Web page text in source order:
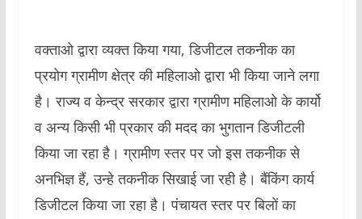
वक्ताओ द्वारा व्यक्त किया गया, डिजीटल तकनीक का
प्रयोग ग्रामीण क्षेत्र की महिलाओ द्वारा भी किया जाने लगा
है। राज्य व केन्द्र सरकार द्वारा ग्रामीण महिलाओ के कार्यो
व अन्य किसी भी प्रकार की मदद का भुगतान डिजीटली
किया जा रहा है। ग्रामीण स्तर पर जो इस तकनीक से
अनभिज्ञ हैं, उन्हे तकनीक सिखाई जा रही है। बैंकिंग कार्य
डिजीटल किया जा रहा है। पंचायत स्तर पर बिलों का